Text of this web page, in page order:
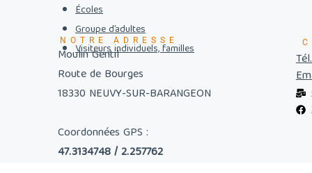
Écoles
Groupe d’adultes
Visiteurs individuels, familles
NOTRE ADRESSE
Moulin Gentil
Route de Bourges
18330 NEUVY-SUR-BARANGEON
Coordonnées GPS :
47.3134748 / 2.257762